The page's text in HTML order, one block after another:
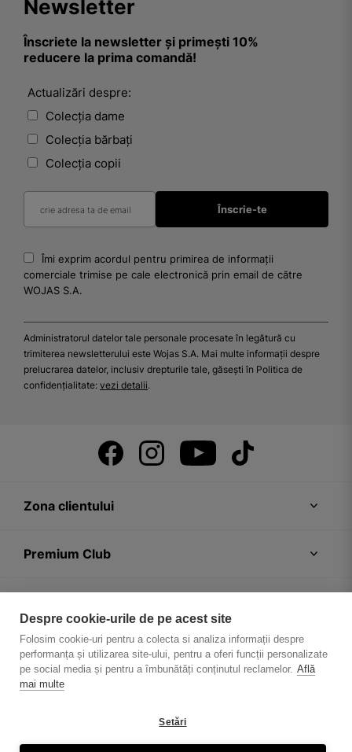
Newsletter
Înscriete la newsletter și primești 10%
reducere la prima comandă!
Actualizări despre:
Colecția dame
Colecția bărbați
Colecția copii
Îmi exprim acordul pentru primirea de informații
comerciale trimise pe cale electronică prin email de către
WOJAS S.A.
Administratorul datelor tale personale procesate în legătură cu
trimiterea newsletterului este Wojas S.A. Mai multe informații despre
prelucrarea datelor, inclusiv drepturile tale, găsești în Politica de
confidențialitate: vezi detalii.
Zona clientului
Premium Club
Despre firmă
Despre cookie-urile de pe acest site
Folosim cookie-uri pentru a colecta si analiza informații despre
performanța și utilizarea site-ului, pentru a oferi funcții personalizate
pe social media și pentru a îmbunătăți conținutul reclamelor. Află
mai multe
Setări